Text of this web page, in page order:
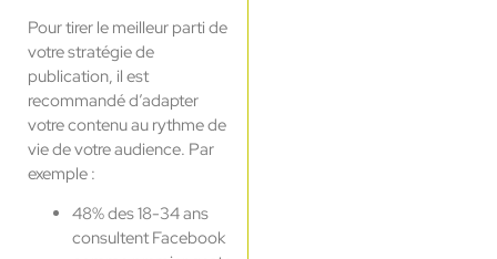
Pour tirer le meilleur parti de
votre stratégie de
publication, il est
recommandé d’adapter
votre contenu au rythme de
vie de votre audience. Par
exemple :
48% des 18-34 ans
consultent Facebook